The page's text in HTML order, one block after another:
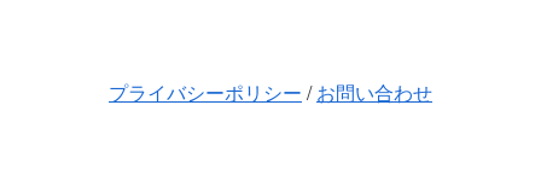
プライバシーポリシー /お問い合わせ